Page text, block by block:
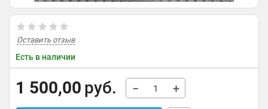
Оставить отзыв
Есть в наличии
1 500,00 руб. − +